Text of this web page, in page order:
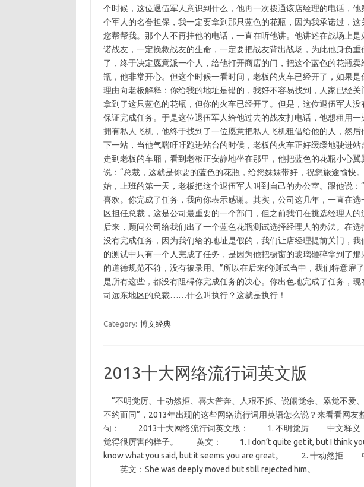
个时候，这位退伍军人意识到什么，他再一次拨通该店经理的电话，
个军人的名誉担保，我一定要拿到那只蓝色的花瓶，因为我承诺过，
您帮帮我。那个人不再挂他的电话，一直在听他讲。他讲述在战场上
诺战友，一定挽救战友的生命，一定要把战友背出战场，为此他身负
了，终于决定愿意派一个人，给他打开商店的门，把这个蓝色的花瓶
瓶，他非常开心。但这个时候一看时间，老板的火车已经开了，如果
理由向老板解释：你给我的地址是错的，我好不容易找到，人家已经
拿到了这只蓝色的花瓶，但你的火车已经开了。但是，这位退伍军人没
保证完成任务。于是这位退伍军人给他过去的战友打电话，他想租用
拥有私人飞机，他终于找到了一位愿意把私人飞机租借给他的人，然
下一站，当他气喘吁吁跑进站台的时候，老板的火车正好缓缓地驶进站
走到老板的车厢，看到老板正安静地坐在那里，他把蓝色的花瓶小心
说：“总裁，这就是你要的蓝色的花瓶，给您妹妹带好，祝您旅途愉快
始，上班的第一天，老板把这个退伍军人叫到自己的办公室。跟他说
喜欢。你完成了任务，我向你表示感谢。其实，公司这几年，一直在
区担任总裁，这是公司最重要的一个部门，但之前我们在挑选经理人的
后来，顾问公司给我们出了一个蓝色花瓶测试选择经理人的办法。在
没有完成任务，因为我们给的地址是假的，我们让店经理提前关门，
的测试中只有一个人完成了任务，是因为他把橱窗的玻璃砸碎拿到了
的道德规范不符，没有被录用。”所以在后来的测试当中，我们特意雇
是所有这些，都没有阻碍你完成任务的决心。你出色地完成了任务，
司远东地区的总裁……什么叫执行？这就是执行！
Category: 博文经典
2013十大网络流行词英文版
“不明觉厉、十动然拒、喜大普奔、人艰不拆、说闹觉余、累觉不爱
不约而同”，2013年出现的这些网络流行词用英语怎么说？来看看网友
句： 2013十大网络流行词英文版： 1. 不明觉厉 中文释义：
觉得很厉害的样子。 英文： 1. I don’t quite get it, but I think
know what you said, but it seems you are great。 2. 十动然拒 中
英文：She was deeply moved but still rejected him。